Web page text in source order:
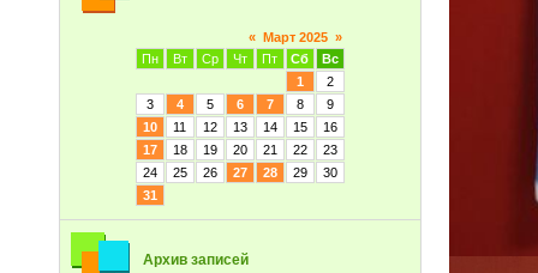
« Март 2025 »
Пн
Вт Ср Чт Пт Сб
Вс
1
2
3
4 5 6 7 8
9
10
11 12 13 14 15
16
17
18 19 20 21 22
23
24
25 26 27 28 29
30
31
Архив записей